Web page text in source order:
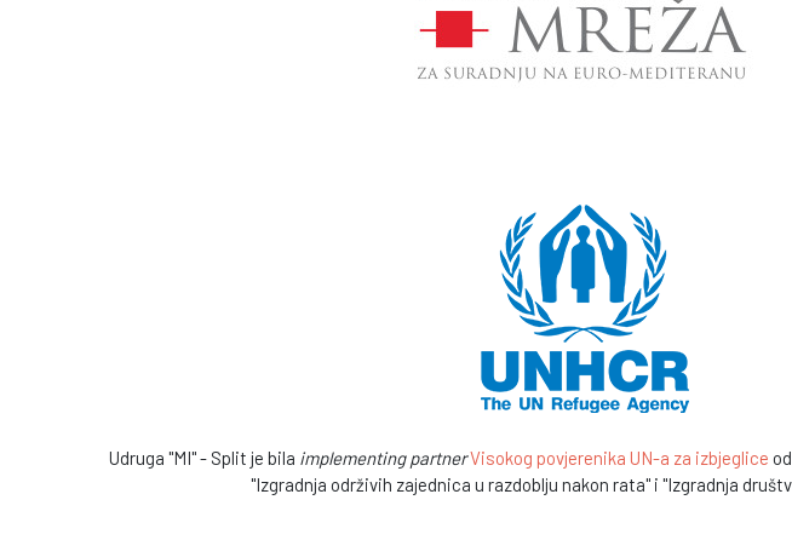
Udruga "MI" - Split je bila implementing partnerVisokog povjerenika UN-a za izbjeglice
"Izgradnja održivih zajednica u razdoblju nakon rata" i "Izgradnja